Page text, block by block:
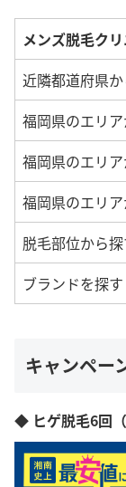
メンズ脱毛ク
近隣都道府県
福岡県のエリ
福岡県のエリ
福岡県のエリ
脱毛部位から
ブランドを探す
キャンペー
◆ ヒゲ脱毛6回